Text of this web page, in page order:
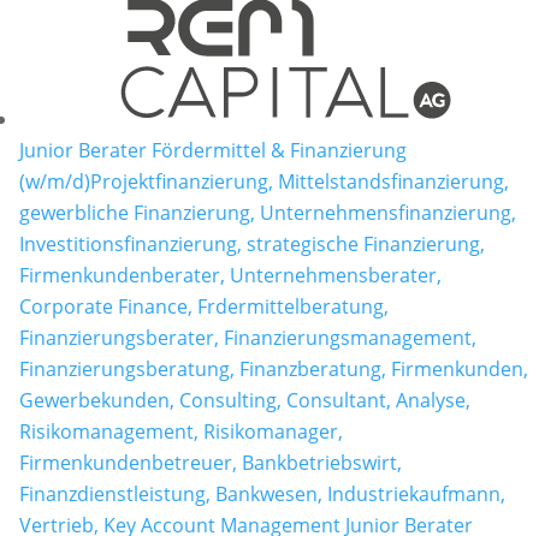
Junior Berater Fördermittel & Finanzierung
(w/m/d)Projektfinanzierung, Mittelstandsfinanzierung,
gewerbliche Finanzierung, Unternehmensfinanzierung,
Investitionsfinanzierung, strategische Finanzierung,
Firmenkundenberater, Unternehmensberater,
Corporate Finance, Frdermittelberatung,
Finanzierungsberater, Finanzierungsmanagement,
Finanzierungsberatung, Finanzberatung, Firmenkunden,
Gewerbekunden, Consulting, Consultant, Analyse,
Risikomanagement, Risikomanager,
Firmenkundenbetreuer, Bankbetriebswirt,
Finanzdienstleistung, Bankwesen, Industriekaufmann,
Vertrieb, Key Account Management Junior Berater